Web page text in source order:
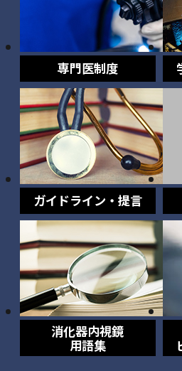
専門医制度
ガイドライン・提言
消化器内視鏡
用語集